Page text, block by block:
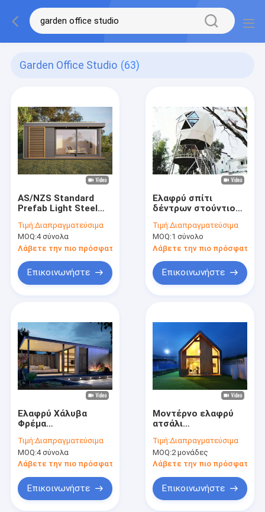
Garden Office Studio (63)
AS/NZS Standard
Prefab Light Steel
Granny Σπίτι
διαμέρισμα
Διακοπών
Μοντυλικό σπίτι
Τιμή:Διαπραγματεύσιμα
MOQ:4 σύνολα
Λάβετε την πιο πρόσφατη τιμή
Επικοινωνήστε
Ελαφρύ σπίτι
δέντρων στούντιο
κήπων θόλων δομών
χάλυβα μετρητών
Τιμή:Διαπραγματεύσιμα
MOQ:1 σύνολο
Λάβετε την πιο πρόσφατη
Επικοινωνήστε
Ελαφρύ Χάλυβα
Φρέμα
Μοντυλικά Σπίτια
Κήπος Γραφείο με
διπλά γυάλινα
Τιμή:Διαπραγματεύσιμα
MOQ:4 σύνολα
Λάβετε την πιο πρόσφατη τιμή
Επικοινωνήστε
Μοντέρνο ελαφρύ
ατσάλι
Μικρό Κήπος
Στούντιο Θέρετρο
Σπίτι Ξενοδοχείο
Ξενοδοχειακή
Μονάδα
Τιμή:Διαπραγματεύσιμα
MOQ:2 μονάδες
Λάβετε την πιο πρόσφατη
Επικοινωνήστε